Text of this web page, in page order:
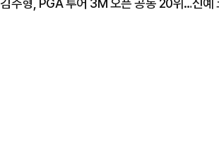
김주형, PGA 투어 3M 오픈 공동 20위…신예